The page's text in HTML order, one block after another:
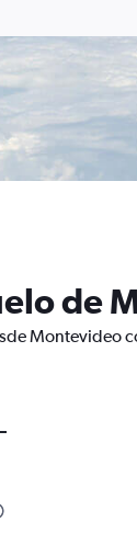
de
Montevideo